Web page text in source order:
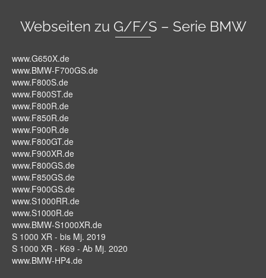
Webseiten zu G/F/S – Serie BMW
www.G650X.de
www.BMW-F700GS.de
www.F800S.de
www.F800ST.de
www.F800R.de
www.F850R.de
www.F900R.de
www.F800GT.de
www.F900XR.de
www.F800GS.de
www.F850GS.de
www.F900GS.de
www.S1000RR.de
www.S1000R.de
www.BMW-S1000XR.de
S 1000 XR - bis Mj. 2019
S 1000 XR - K69 - Ab Mj. 2020
www.BMW-HP4.de